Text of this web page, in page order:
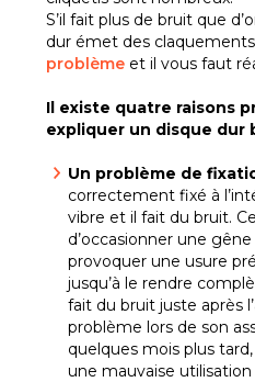
S’il fait plus de bruit que
dur émet des
problème et il vous faut
Il existe quatre raisons
expliquer un disque dur
Un problème de
correctement fixé à
vibre et il fait du bruit.
d’occasionner une
provoquer une usure
jusqu’à le rendre
fait du bruit juste après
problème lors de son
quelques mois plus
une mauvaise utilisation